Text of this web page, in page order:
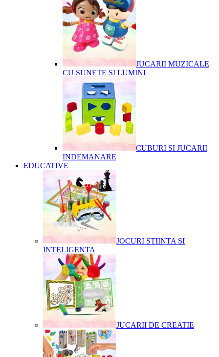
JUCARII MUZICALE
CU SUNETE SI LUMINI
CUBURI SI JUCARII
INDEMANARE
EDUCATIVE
JOCURI STIINTA SI
INTELIGENTA
JUCARII DE CREATIE